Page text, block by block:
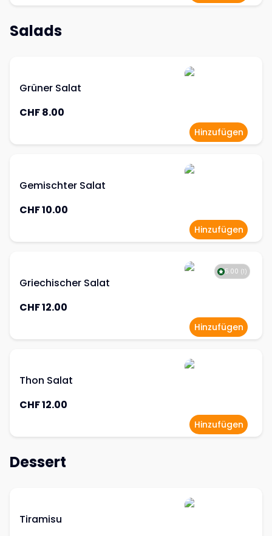
Salads
Grüner Salat
CHF 8.00
Hinzufügen
Gemischter Salat
CHF 10.00
Hinzufügen
Griechischer Salat
CHF 12.00
5.00 (1 )
Hinzufügen
Thon Salat
CHF 12.00
Hinzufügen
Dessert
Tiramisu